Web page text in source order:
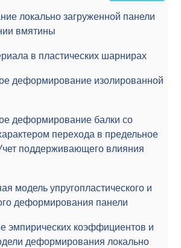
локально загруженной панели
вмятины
в пластических шарнирах
деформирование изолированной
деформирование балки со
перехода в предельное
поддерживающего влияния
модель упругопластического и
деформирования панели
эмпирических коэффициентов и
деформирования локально